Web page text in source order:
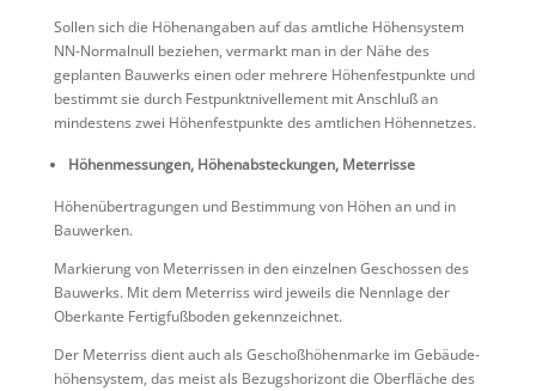
Sollen sich die Höhen­an­gaben auf das amtliche Höhen­system
NN-Normal­null beziehen, vermarkt man in der Nähe des
geplanten Bauwerks einen oder mehrere Höhen­fest­punkte und
bestimmt sie durch Festpunkt­ni­vel­le­ment mit Anschluß an
mindes­tens zwei Höhen­fest­punkte des amtli­chen Höhennetzes.
Höhen­mes­sungen, Höhen­ab­ste­ckungen, Meterrisse
Höhen­über­tra­gungen und Bestim­mung von Höhen an und in
Bauwerken.
Markie­rung von Meter­rissen in den einzelnen Geschossen des
Bauwerks. Mit dem Meter­riss wird jeweils die Nennlage der
Oberkante Fertig­fuß­boden gekennzeichnet.
Der Meter­riss dient auch als Geschoß­hö­hen­marke im Gebäu­de­
hö­hen­system, das meist als Bezugs­ho­ri­zont die Oberfläche des